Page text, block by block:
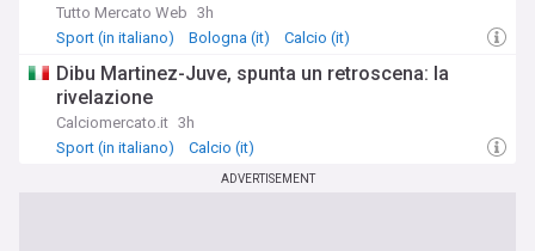
Tutto Mercato Web 3h
Sport (in italiano)
Bologna (it) Calcio (it)
Dibu Martinez-Juve, spunta un retroscena: la
rivelazione
Calciomercato.it 3h
Sport (in italiano)
Calcio (it)
ADVERTISEMENT